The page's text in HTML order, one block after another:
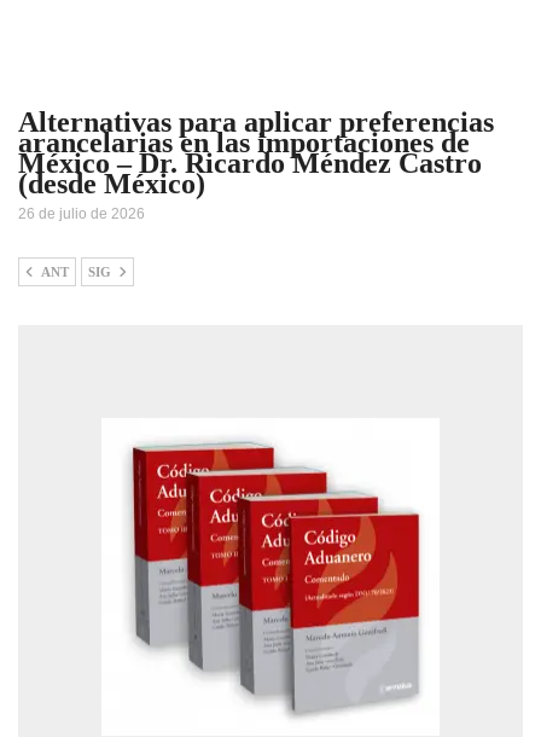
Alternativas para aplicar preferencias
arancelarias en las importaciones de
México – Dr. Ricardo Méndez Castro
(desde México)
26 de julio de 2026
ANT SIG